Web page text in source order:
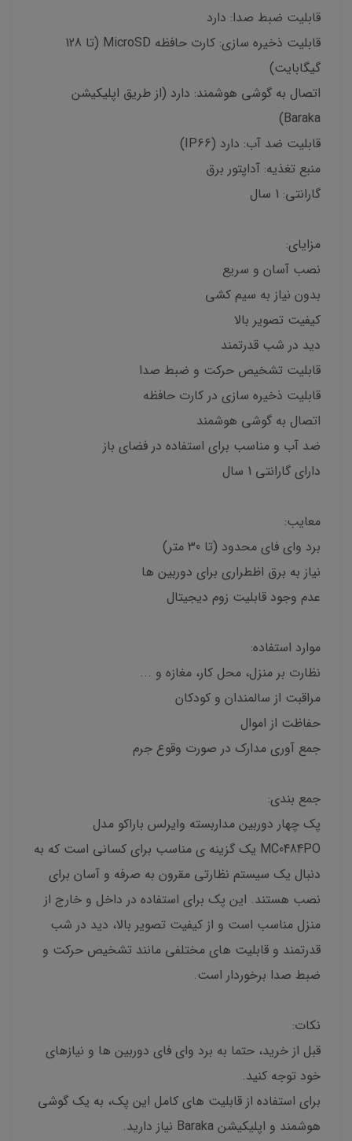
قابلیت ضبط صدا: دارد
قابلیت ذخیره سازی: کارت حافظه MicroSD (تا 128
گیگابایت)
اتصال به گوشی هوشمند: دارد (از طریق اپلیکیشن
Baraka)
قابلیت ضد آب: دارد (IP66)
منبع تغذیه: آداپتور برق
گارانتی: 1 سال
مزایای:
نصب آسان و سریع
بدون نیاز به سیم کشی
کیفیت تصویر بالا
دید در شب قدرتمند
قابلیت تشخیص حرکت و ضبط صدا
قابلیت ذخیره سازی در کارت حافظه
اتصال به گوشی هوشمند
ضد آب و مناسب برای استفاده در فضای باز
دارای گارانتی 1 سال
معایب:
برد وای فای محدود (تا 30 متر)
نیاز به برق اظطراری برای دوربین ها
عدم وجود قابلیت زوم دیجیتال
موارد استفاده:
نظارت بر منزل، محل کار، مغازه و ...
مراقبت از سالمندان و کودکان
حفاظت از اموال
جمع آوری مدارک در صورت وقوع جرم
جمع بندی:
پک چهار دوربین مداربسته وایرلس باراکو مدل
MC0484PO یک گزینه ی مناسب برای کسانی است که به
دنبال یک سیستم نظارتی مقرون به صرفه و آسان برای
نصب هستند. این پک برای استفاده در داخل و خارج از
منزل مناسب است و از کیفیت تصویر بالا، دید در شب
قدرتمند و قابلیت های مختلفی مانند تشخیص حرکت و
ضبط صدا برخوردار است.
نکات:
قبل از خرید، حتما به برد وای فای دوربین ها و نیازهای
خود توجه کنید.
برای استفاده از قابلیت های کامل این پک، به یک گوشی
هوشمند و اپلیکیشن Baraka نیاز دارید.